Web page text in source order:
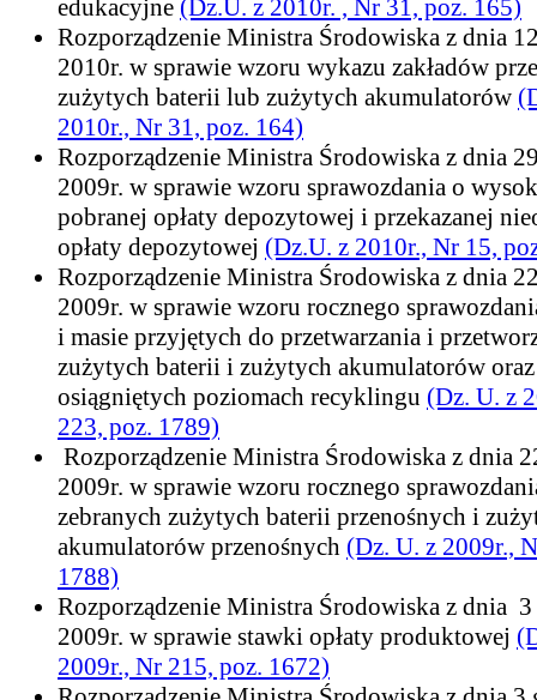
edukacyjne (Dz.U. z 2010r. , Nr 31, poz. 165)
Rozporządzenie Ministra Środowiska z dnia
2010r. w sprawie wzoru wykazu zakładów
zużytych baterii lub zużytych akumulatorów
2010r., Nr 31, poz. 164)
Rozporządzenie Ministra Środowiska z dnia
2009r. w sprawie wzoru sprawozdania o
pobranej opłaty depozytowej i przekazanej
opłaty depozytowej (Dz.U. z 2010r., Nr 15,
Rozporządzenie Ministra Środowiska z dnia
2009r. w sprawie wzoru rocznego
i masie przyjętych do przetwarzania i
zużytych baterii i zużytych akumulatorów
osiągniętych poziomach recyklingu (Dz. U. z
223, poz. 1789)
Rozporządzenie Ministra Środowiska z dnia
2009r. w sprawie wzoru rocznego
zebranych zużytych baterii przenośnych i
akumulatorów przenośnych (Dz. U. z 2009r.,
1788)
Rozporządzenie Ministra Środowiska z dnia
2009r. w sprawie stawki opłaty produktowej
2009r., Nr 215, poz. 1672)